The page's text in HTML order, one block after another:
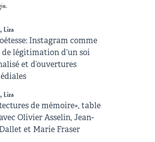
Liza
Instagram comme
de légitimation d’un soi
et d’ouvertures
Liza
de mémoire», table
Olivier Asselin, Jean-
et Marie Fraser